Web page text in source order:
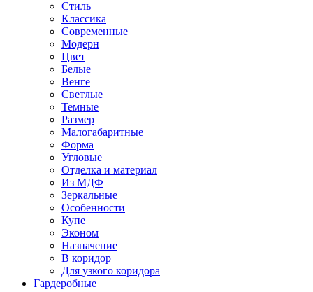
Стиль
Классика
Современные
Модерн
Цвет
Белые
Венге
Светлые
Темные
Размер
Малогабаритные
Форма
Угловые
Отделка и материал
Из МДФ
Зеркальные
Особенности
Купе
Эконом
Назначение
В коридор
Для узкого коридора
Гардеробные